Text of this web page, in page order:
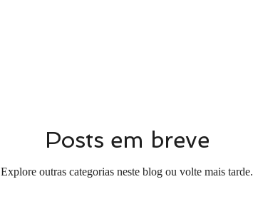
Posts em breve
Explore outras categorias neste blog ou volte mais tarde.